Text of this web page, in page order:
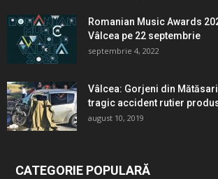
Romanian Music Awards
Vâlcea pe 22 septembrie
septembrie 4, 2022
Vâlcea: Gorjeni din
tragic accident rutier
august 10, 2019
CATEGORIE POPULARĂ